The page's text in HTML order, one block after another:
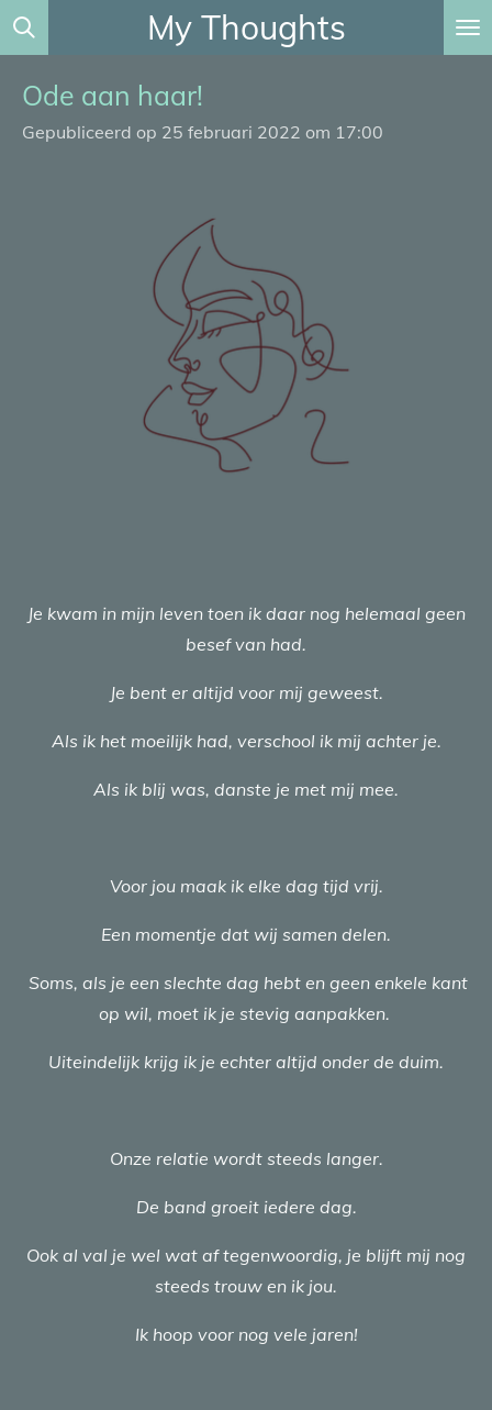
Ga
direct
naar
hoofdinhoud
My Thoughts
Ode aan haar!
Gepubliceerd op 25 februari 2022 om 17:00
Je kwam in mijn leven toen ik daar nog helemaal geen
besef van had.
Je bent er altijd voor mij geweest.
Als ik het moeilijk had, verschool ik mij achter je.
Als ik blij was, danste je met mij mee.
Voor jou maak ik elke dag tijd vrij.
Een momentje dat wij samen delen.
Soms, als je een slechte dag hebt en geen enkele kant
op wil, moet ik je stevig aanpakken.
Uiteindelijk krijg ik je echter altijd onder de duim.
Onze relatie wordt steeds langer.
De band groeit iedere dag.
Ook al val je wel wat af tegenwoordig, je blijft mij nog
steeds trouw en ik jou.
Ik hoop voor nog vele jaren!